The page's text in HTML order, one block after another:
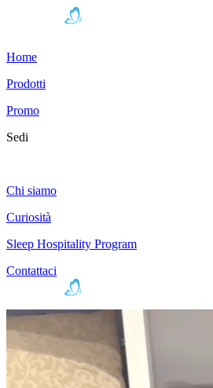
Home
Prodotti
Promo
Sedi
Chi siamo
Curiosità
Sleep Hospitality Program
Contattaci